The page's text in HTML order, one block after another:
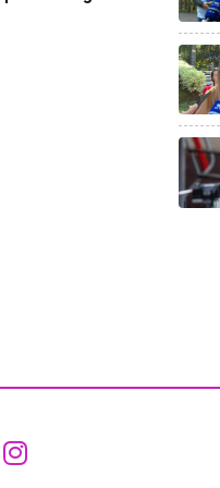
Aceder ao
Aceder ao